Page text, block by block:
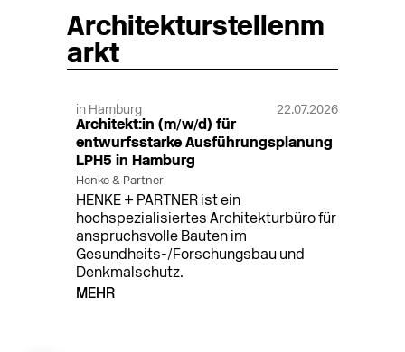
Architekturstellenm
arkt
in Hamburg 22.07.2026
Architekt:in (m/w/d) für
entwurfsstarke Ausführungsplanung
LPH5 in Hamburg
Henke & Partner
HENKE + PARTNER ist ein
hochspezialisiertes Architekturbüro für
anspruchsvolle Bauten im
Gesundheits-/Forschungsbau und
Denkmalschutz.
MEHR